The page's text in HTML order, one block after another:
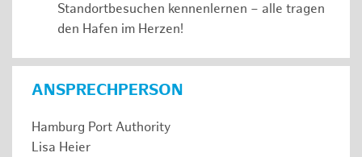
Standortbesuchen kennenlernen – alle tragen
den Hafen im Herzen!
ANSPRECHPERSON
Hamburg Port Authority
Lisa Heier